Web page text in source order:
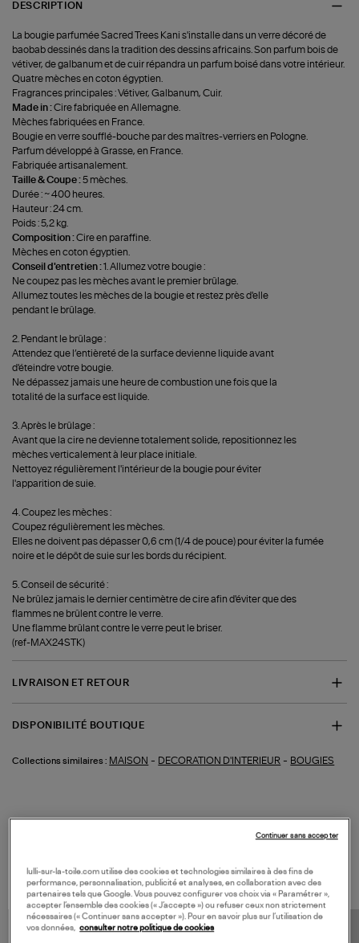
DESCRIPTION
La bougie parfumée Sacred Trees Kani s'installe dans un verre décoré de
baobab dessinés dans la tradition des dessins africains. Son parfum bois de
vétiver, de galbanum et de cuir répandra un parfum boisé dans votre intérieur.
Quatre mèches en coton égyptien.
Fragrances principales : Vétiver, Galbanum, Cuir.
Made in :Cire fabriquée en Allemagne.
Mèches fabriquées en France.
Bougie en verre soufflé-bouche par des maîtres-verriers en Pologne.
Parfum développé à Grasse, en France.
Fabriquée artisanalement.
Taille & Coupe :5 mèches.
Durée : ~ 400 heures.
Hauteur : 24 cm.
Poids : 5,2 kg.
Composition :Cire en paraffine.
Mèches en coton égyptien.
Conseil d'entretien :1. Allumez votre bougie :
Ne coupez pas les mèches avant le premier brûlage.
Allumez toutes les mèches de la bougie et restez près d'elle
pendant le brûlage.
2. Pendant le brûlage :
Attendez que l’entièreté de la surface devienne liquide avant
d'éteindre votre bougie.
Ne dépassez jamais une heure de combustion une fois que la
totalité de la surface est liquide.
3. Après le brûlage :
Avant que la cire ne devienne totalement solide, repositionnez les
mèches verticalement à leur place initiale.
Nettoyez régulièrement l'intérieur de la bougie pour éviter
l'apparition de suie.
4. Coupez les mèches :
Coupez régulièrement les mèches.
Elles ne doivent pas dépasser 0,6 cm (1/4 de pouce) pour éviter la fumée
noire et le dépôt de suie sur les bords du récipient.
5. Conseil de sécurité :
Ne brûlez jamais le dernier centimètre de cire afin d'éviter que des
flammes ne brûlent contre le verre.
Une flamme brûlant contre le verre peut le briser.
(ref-MAX24STK)
LIVRAISON ET RETOUR
DISPONIBILITÉ BOUTIQUE
Collections similaires : MAISON - DECORATION D'INTERIEUR - BOUGIES
lulli-sur-la-toile.com utilise des cookies et technologies similaires à des fins de
performance, personnalisation, publicité et analyses, en collaboration avec des
partenaires tels que Google. Vous pouvez configurer vos choix via « Paramétrer »,
accepter l’ensemble des cookies (« J’accepte ») ou refuser ceux non strictement
nécessaires (« Continuer sans accepter »). Pour en savoir plus sur l’utilisation de
vos données, consulter notre politique de cookies
Continuer sans accepter